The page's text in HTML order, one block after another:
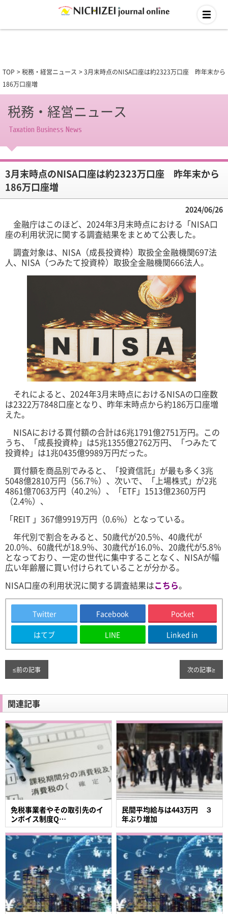
TOP 税務・経営ニュース
3月末時点のNISA口座は約2323万口座 昨年末から
186万口座増
税務・経営ニュース
Taxation Business News
3月末時点のNISA口座は約2323万口座 昨年末から
186万口座増
2024/06/26
金融庁はこのほど、2024年3月末時点における「NISA口
座の利用状況に関する調査結果をまとめて公表した。
調査対象は、NISA（成長投資枠）取扱全金融機関697法
人、NISA（つみたて投資枠）取扱全金融機関666法人。
それによると、2024年3月末時点におけるNISAの口座数
は2322万7848口座となり、昨年末時点から約186万口座増
えた。
NISAにおける買付額の合計は6兆1791億2751万円。この
うち、「成長投資枠」は5兆1355億2762万円、「つみたて
投資枠」は1兆0435億9989万円だった。
買付額を商品別でみると、「投資信託」が最も多く3兆
5048億2810万円（56.7％）、次いで、「上場株式」が2兆
4861億7063万円（40.2%）、「ETF」1513億2360万円
（2.4%）、
「REIT 」367億9919万円（0.6%）となっている。
年代別で割合をみると、50歳代が20.5％、40歳代が
20.0％、60歳代が18.9％、30歳代が16.0％、20歳代が5.8％
となっており、一定の世代に集中することなく、NISAが幅
広い年齢層に買い付けられていることが分かる。
NISA口座の利用状況に関する調査結果はこちら。
Twitter Facebook Pocket
はてブ LINE Linked in
≤前の記事 次の記事≥
関連記事
民間平均給与は443万円 ３
年ぶり増加
免税事業者やその取引先のイ
ンボイス制度Q…